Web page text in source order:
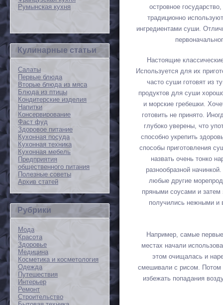
Румынская кухня
Кулинарные статьи
Салаты
Первые блюда
Вторые блюда из мяса
Блюда из птицы
Кондитерские изделия
Напитки
Консервирование
Фаст фуд
Здоровое питание
Кухонная посуда
Кухонная техника
Кухонная мебель
Предприятия
общественного питания
Полезные советы
Архив статей
Рубрики
Мода
Красота
Здоровье
Медицина
Косметика и косметология
Одежда
Путешествия
Интерьер
Ремонт
Строительство
островное
традиционно
ингредиентами суши.
Настоящие
Используется для их
часто суши готовят из
продуктов для суши
и морские гребешки.
готовить не принято.
глубоко уверены, что
способно укрепить
способы приготовления
назвать очень тонко
разнообразной
любые другие
пряными соусами и
получились нежными и
Например, самые
местах начали
этом очищалась и
смешивали с рисом. Потом
избежать попадания